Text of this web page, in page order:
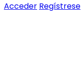
Acceder Regístrese